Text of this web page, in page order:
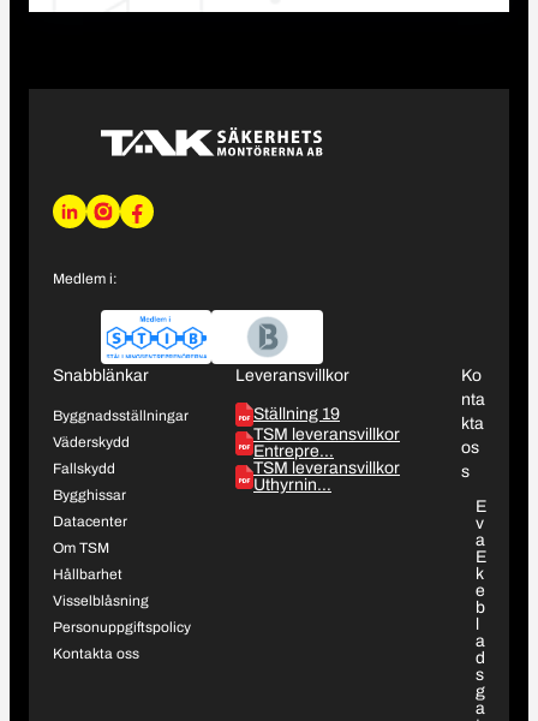
L
n
I
I
m
F
o
o
Medlem i:
Snabblänkar
Byggnadsställningar
Väderskydd
Fallskydd
Bygghissar
Datacenter
Om TSM
Hållbarhet
Visselblåsning
Personuppgiftspolicy
Kontakta oss
Leveransvillkor
Ställning 19
TSM leveransvillkor
Entrepre…
TSM leveransvillkor
Uthyrnin…
Ko
nta
kta
os
s
E
v
a
E
k
e
b
a
d
s
g
a